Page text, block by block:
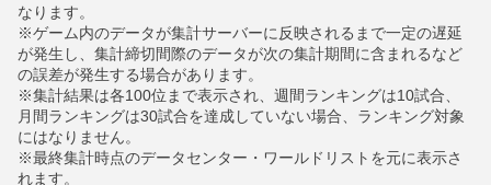
なります。
※ゲーム内のデータが集計サーバーに反映されるまで一定の遅延
が発生し、集計締切間際のデータが次の集計期間に含まれるなど
の誤差が発生する場合があります。
※集計結果は各100位まで表示され、週間ランキングは10試合、
月間ランキングは30試合を達成していない場合、ランキング対象
にはなりません。
※最終集計時点のデータセンター・ワールドリストを元に表示さ
れます。